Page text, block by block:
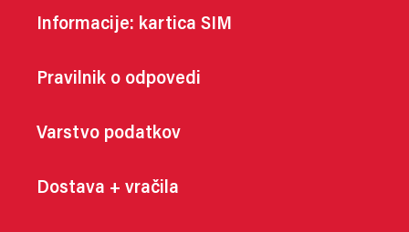
Informacije: kartica SIM
Pravilnik o odpovedi
Varstvo podatkov
Dostava + vračila